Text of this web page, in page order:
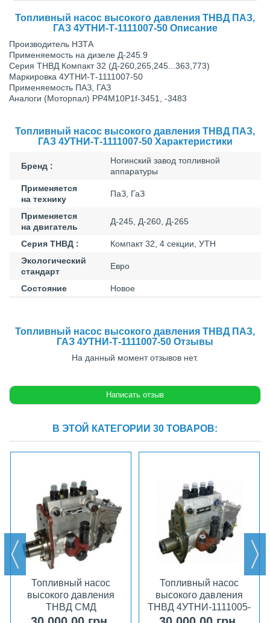
Топливный насос высокого давления ТНВД ПАЗ,
ГАЗ 4УТНИ-Т-1111007-50 Описание
Производитель НЗТА
Примeняeмocть нa дизeлe Д-245.9
Серия ТНВД Компакт 32 (Д-260,265,245...363,773)
Маркировка 4УТНИ-Т-1111007-50
Применяемость ПАЗ, ГАЗ
Аналоги (Моторпал) PP4M10P1f-3451, -3483
Топливный насос высокого давления ТНВД ПАЗ,
ГАЗ 4УТНИ-Т-1111007-50 Характеристики
Бренд :
Ногинский завод топливной
аппаратуры
Применяется
на технику
ПаЗ, ГаЗ
Применяется
на двигатель
Д-245, Д-260, Д-265
Серия ТНВД :
Компакт 32, 4 секции, УТН
Экологический
стандарт
Евро
Состояние Новое
Топливный насос высокого давления ТНВД ПАЗ,
ГАЗ 4УТНИ-Т-1111007-50 Отзывы
На данный момент отзывов нет.
В ЭТОЙ КАТЕГОРИИ 30 ТОВАРОВ:
Топливный насос
высокого давления
ТНВД СМД
4УТНИ-1111005-14Н
Топливный насос
высокого давления
ТНВД 4УТНИ-1111005-
А41